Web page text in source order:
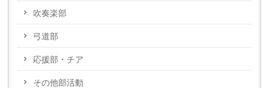
吹奏楽部
弓道部
応援部・チア
その他部活動